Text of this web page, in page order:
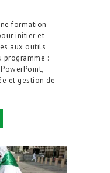
formation
initier et
aux outils
programme :
et gestion de